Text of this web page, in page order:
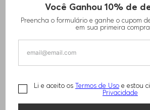
Você Ganhou 10% de
Preencha o formulário e ganhe o cupom
em sua primeira compra
Li e aceito os Termos de Uso e estou
Privacidade
CAMISETA EM JERSEY DE
TAMANHO -G - L